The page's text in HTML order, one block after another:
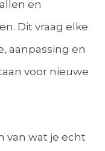
en
Dit vraag elke
aanpassing en
voor nieuwe
van wat je echt